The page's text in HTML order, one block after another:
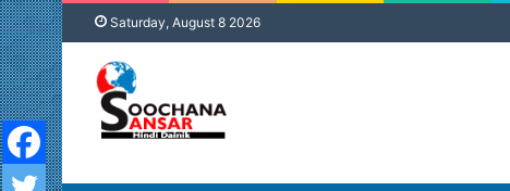
Saturday, August 8 2026